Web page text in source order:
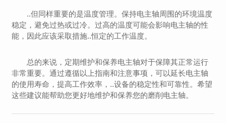
..但同样重要的是温度管理。保持电主轴周围的环境温度
稳定，避免过热或过冷。过高的温度可能会影响电主轴的性
能，因此应该采取措施..恒定的工作温度。
总的来说，定期维护和保养电主轴对于保障其正常运行
非常重要。通过遵循以上指南和注意事项，可以延长电主轴
的使用寿命，提高工作效率，..设备的稳定性和可靠性。希望
这些建议能帮助您更好地维护和保养您的磨削电主轴。